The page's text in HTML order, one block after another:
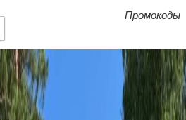
Промокоды